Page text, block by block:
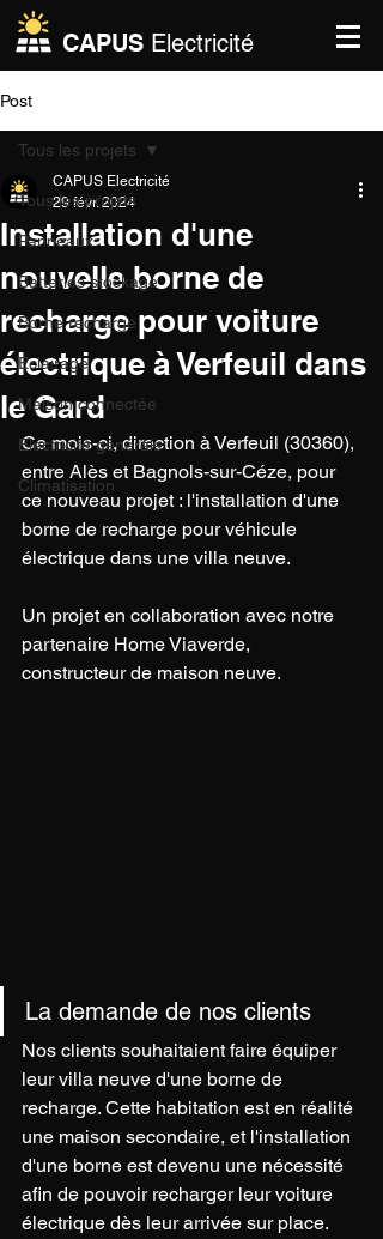
CAPUS Electricité
Post
Tous les projets
Panneaux
Batteries stockage
Borne recharge
Eclairage
Maison connectée
Electricité générale
Climatisation
Tous les projets
Installation d'une
nouvelle borne de
recharge pour voiture
électrique à Verfeuil dans
le Gard
CAPUS Electricité
29 févr. 2024
Ce mois-ci, direction à Verfeuil (30360),
entre Alès et Bagnols-sur-Céze, pour
ce nouveau projet : l'installation d'une
borne de recharge pour véhicule
électrique dans une villa neuve.
Un projet en collaboration avec notre
partenaire Home Viaverde,
constructeur de maison neuve.
La demande de nos clients
Nos clients souhaitaient faire équiper
leur villa neuve d'une borne de
recharge. Cette habitation est en réalité
une maison secondaire, et l'installation
d'une borne est devenu une nécessité
afin de pouvoir recharger leur voiture
électrique dès leur arrivée sur place.